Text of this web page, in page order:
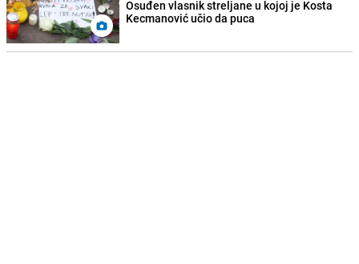
Osuđen vlasnik streljane u kojoj je Kosta
Kecmanović učio da puca